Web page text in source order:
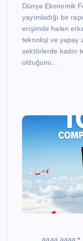
Dünya Ekonomik
yayımladığı bir
erişimde halen
teknoloji ve yapay
sektörlerde kadın
olduğunu…
aaaa aaaa